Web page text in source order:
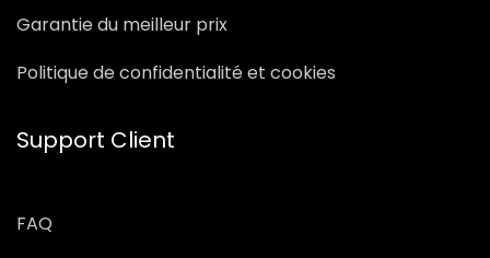
Garantie du meilleur prix
Politique de confidentialité et cookies
Support Client
FAQ